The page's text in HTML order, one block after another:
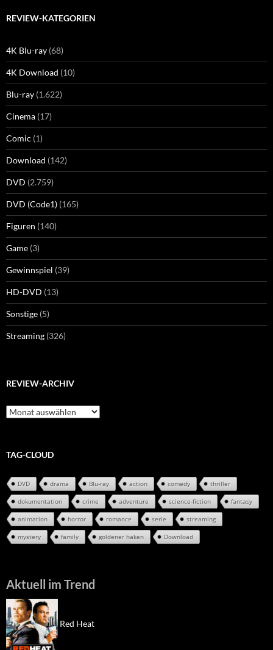
REVIEW-KATEGORIEN
4K Blu-ray (68)
4K Download (10)
Blu-ray (1.622)
Cinema (17)
Comic (1)
Download (142)
DVD (2.759)
DVD (Code1) (165)
Figuren (140)
Game (3)
Gewinnspiel (39)
HD-DVD (13)
Sonstige (5)
Streaming (326)
REVIEW-ARCHIV
Review-
Archiv
TAG-CLOUD
DVD drama Blu-ray action comedy thriller
dokumentation crime adventure science-fiction fantasy
animation horror romance serie streaming
mystery family goldener haken Download
Aktuell im Trend
Red Heat